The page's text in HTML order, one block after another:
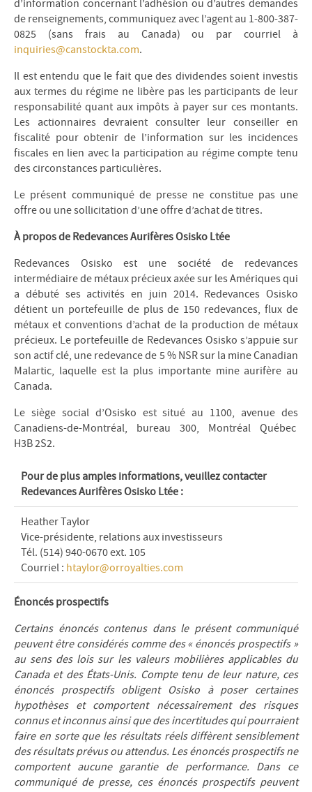
d’information concernant l’adhésion ou d’autres demandes
de renseignements, communiquez avec l’agent au 1-800-387-
0825 (sans frais au Canada) ou par courriel à
inquiries@canstockta.com.
Il est entendu que le fait que des dividendes soient investis
aux termes du régime ne libère pas les participants de leur
responsabilité quant aux impôts à payer sur ces montants.
Les actionnaires devraient consulter leur conseiller en
fiscalité pour obtenir de l’information sur les incidences
fiscales en lien avec la participation au régime compte tenu
des circonstances particulières.
Le présent communiqué de presse ne constitue pas une
offre ou une sollicitation d’une offre d’achat de titres.
À propos de Redevances Aurifères Osisko Ltée
Redevances Osisko est une société de redevances
intermédiaire de métaux précieux axée sur les Amériques qui
a débuté ses activités en juin 2014. Redevances Osisko
détient un portefeuille de plus de 150 redevances, flux de
métaux et conventions d’achat de la production de métaux
précieux. Le portefeuille de Redevances Osisko s’appuie sur
son actif clé, une redevance de 5 % NSR sur la mine Canadian
Malartic, laquelle est la plus importante mine aurifère au
Canada.
Le siège social d’Osisko est situé au 1100, avenue des
Canadiens-de-Montréal, bureau 300, Montréal Québec
H3B 2S2.
Pour de plus amples informations, veuillez contacter
Redevances Aurifères Osisko Ltée :
Heather Taylor
Vice-présidente, relations aux investisseurs
Tél. (514) 940-0670 ext. 105
Courriel : htaylor@orroyalties.com
Énoncés prospectifs
Certains énoncés contenus dans le présent communiqué
peuvent être considérés comme des « énoncés prospectifs »
au sens des lois sur les valeurs mobilières applicables du
Canada et des États-Unis. Compte tenu de leur nature, ces
énoncés prospectifs obligent Osisko à poser certaines
hypothèses et comportent nécessairement des risques
connus et inconnus ainsi que des incertitudes qui pourraient
faire en sorte que les résultats réels diffèrent sensiblement
des résultats prévus ou attendus. Les énoncés prospectifs ne
comportent aucune garantie de performance. Dans ce
communiqué de presse, ces énoncés prospectifs peuvent